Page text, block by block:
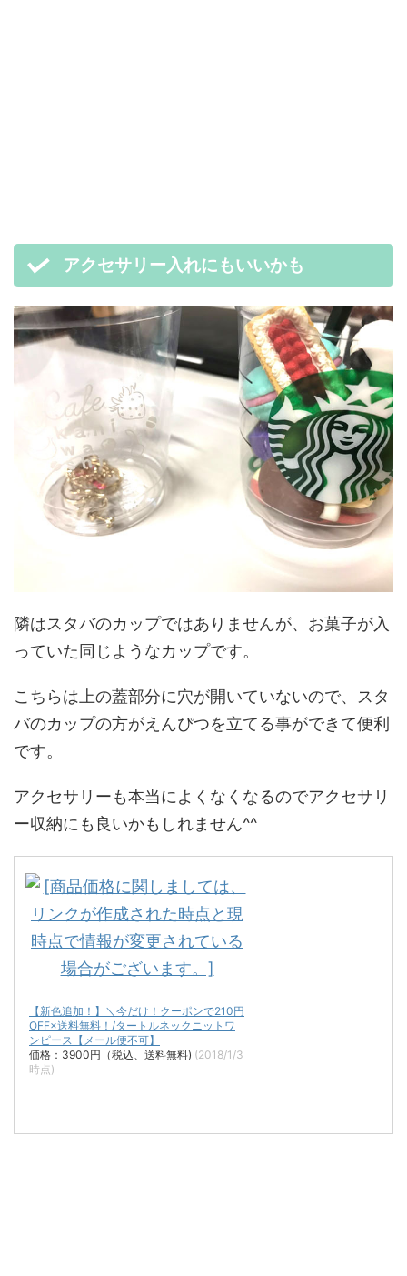
アクセサリー入れにもいいかも
隣はスタバのカップではありませんが、お菓子が入
っていた同じようなカップです。
こちらは上の蓋部分に穴が開いていないので、スタ
バのカップの方がえんぴつを立てる事ができて便利
です。
アクセサリーも本当によくなくなるのでアクセサリ
ー収納にも良いかもしれません^^
【新色追加！】＼今だけ！クーポンで210円
OFF×送料無料！/タートルネックニットワ
ンピース【メール便不可】
価格：3900円（税込、送料無料) (2018/1/3
時点)